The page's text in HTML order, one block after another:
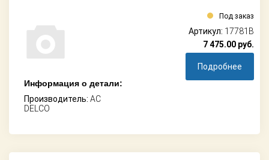
Информация о детали:
Производитель: AC
DELCO
Под заказ
Артикул: 17781B
7 475.00 руб.
Подробнее